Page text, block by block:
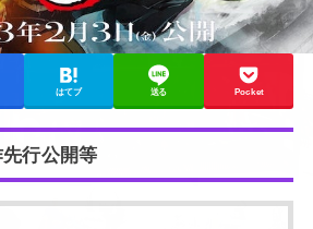
はてブ 送る Pocket
行公開等